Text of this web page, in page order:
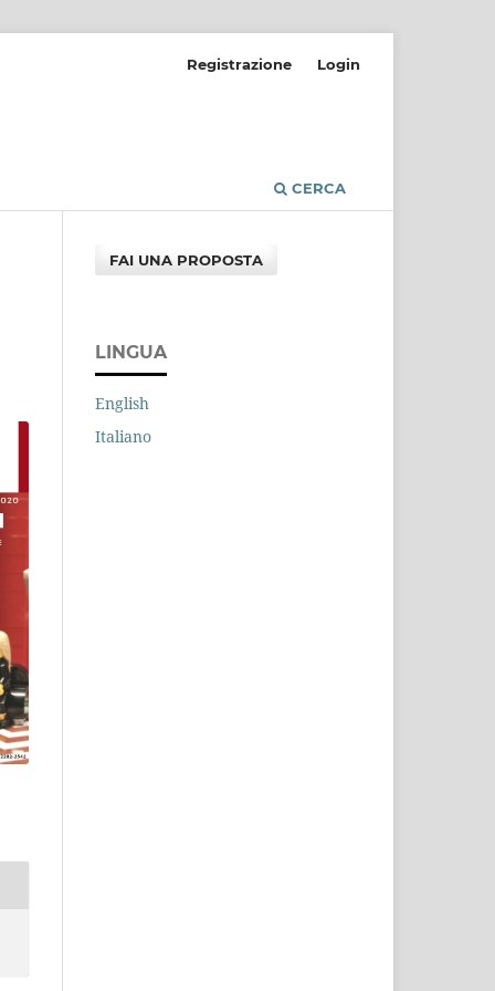
CERCA
Registrazione Login
FAI UNA PROPOSTA
LINGUA
English
Italiano